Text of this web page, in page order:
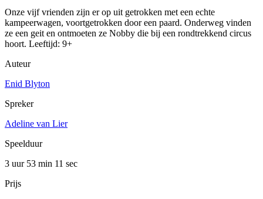
Onze vijf vrienden zijn er op uit getrokken met een echte
kampeerwagen, voortgetrokken door een paard. Onderweg vinden
ze een geit en ontmoeten ze Nobby die bij een rondtrekkend circus
hoort. Leeftijd: 9+
Auteur
Enid Blyton
Spreker
Adeline van Lier
Speelduur
3 uur 53 min 11 sec
Prijs